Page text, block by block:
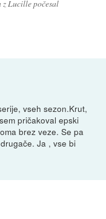
Lucille počesal
vseh sezon.Krut,
pričakoval epski
brez veze. Se pa
Ja , vse bi